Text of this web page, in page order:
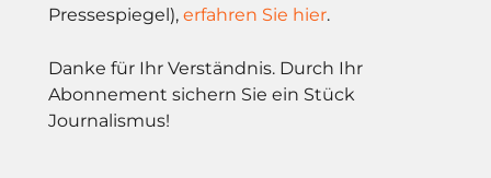
Pressespiegel), erfahren Sie hier.
Danke für Ihr Verständnis. Durch Ihr
Abonnement sichern Sie ein Stück
Journalismus!